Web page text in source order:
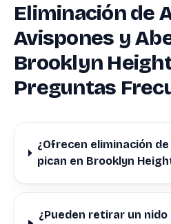
Eliminación de
Avispones y
Brooklyn
Preguntas
¿Ofrecen eliminación
pican en Brooklyn
¿Pueden retirar un nido